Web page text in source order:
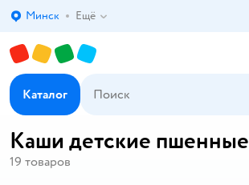
Выбор адреса доставки.
Минск Ещё
Каталог
Каши детские пшенные
19 товаров